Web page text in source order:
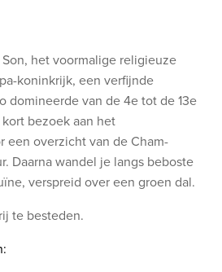
het voormalige religieuze
koninkrijk, een verfijnde
domineerde van de 4e tot de 13e
bezoek aan het
een overzicht van de Cham-
Daarna wandel je langs beboste
verspreid over een groen dal.
te besteden.